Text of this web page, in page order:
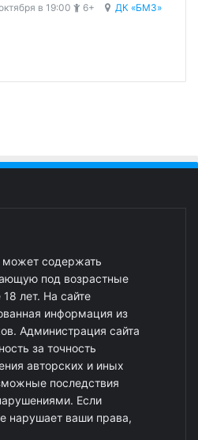
в 19:00 6+ ДК «БМЗ»
содержать
под возрастные
лет. На сайте
информация из
Администрация сайта
за точность
авторских и иных
последствия
Если
нарушает ваши права,